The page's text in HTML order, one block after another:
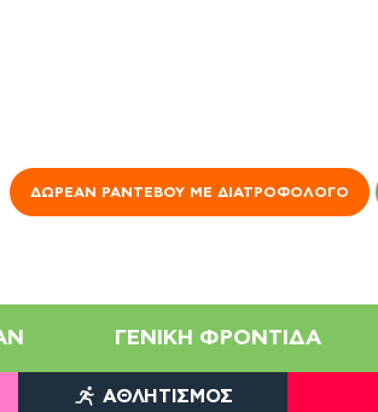
ΔΩΡΕΆΝ ΡΑΝΤΕΒΟΎ ΜΕ ΔΙΑΤΡΟΦΟΛΌΓΟ
ΓΕΝΙΚΉ ΦΡΟΝΤΊΔΑ
ΑΘΛΗΤΙΣΜΌΣ